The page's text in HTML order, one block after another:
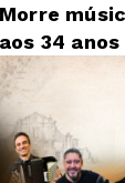
Morre
aos 34 anos